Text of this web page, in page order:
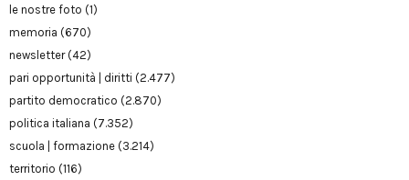
le nostre foto (1)
memoria (670)
newsletter(42)
pari opportunità | diritti (2.477)
partito democratico (2.870)
politica italiana (7.352)
scuola | formazione (3.214)
territorio (116)